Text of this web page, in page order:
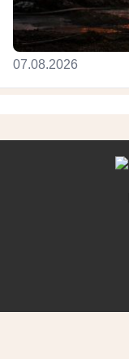
07.08.2026